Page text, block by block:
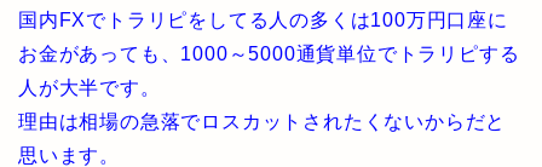
国内FXでトラリピをしてる人の多くは100万円口座に
お金があっても、1000～5000通貨単位でトラリピする
人が大半です。
理由は相場の急落でロスカットされたくないからだと
思います。